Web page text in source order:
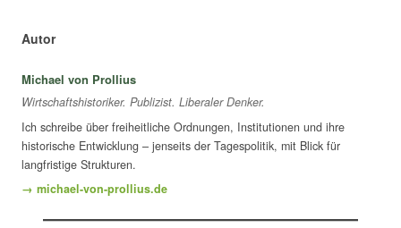
Autor
Michael von Prollius
Wirtschaftshistoriker. Publizist. Liberaler Denker.
Ich schreibe über freiheitliche Ordnungen, Institutionen und ihre
historische Entwicklung – jenseits der Tagespolitik, mit Blick für
langfristige Strukturen.
→ michael-von-prollius.de